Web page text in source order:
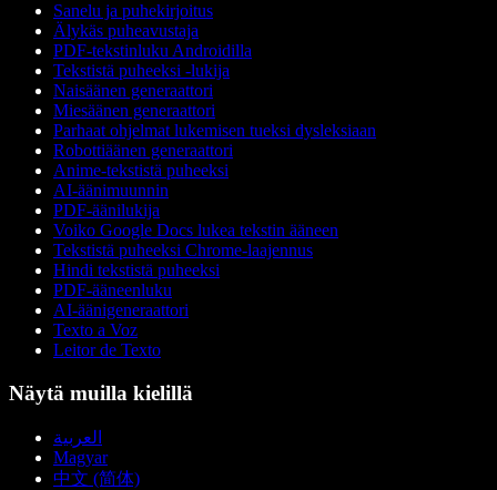
Sanelu ja puhekirjoitus
Älykäs puheavustaja
PDF-tekstinluku Androidilla
Tekstistä puheeksi -lukija
Naisäänen generaattori
Miesäänen generaattori
Parhaat ohjelmat lukemisen tueksi dysleksiaan
Robottiäänen generaattori
Anime-tekstistä puheeksi
AI-äänimuunnin
PDF-äänilukija
Voiko Google Docs lukea tekstin ääneen
Tekstistä puheeksi Chrome-laajennus
Hindi tekstistä puheeksi
PDF-ääneenluku
AI-äänigeneraattori
Texto a Voz
Leitor de Texto
Näytä muilla kielillä
العربية
Magyar
中文 (简体)